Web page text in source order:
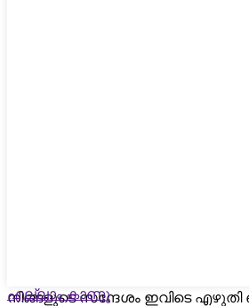
നിങ്ങളുടെ സന്ദേശം ഇവിടെ
എല്ലാം കാണൂ